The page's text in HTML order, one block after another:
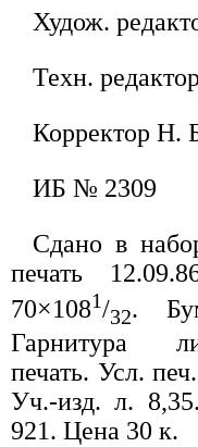
Худож.
Техн.
Корректор Н.
ИБ № 2309
Сдано в
печать
70×1081/32.
Гарнитура
печать. Усл.
Уч.-изд. л.
921. Цена 30 к.